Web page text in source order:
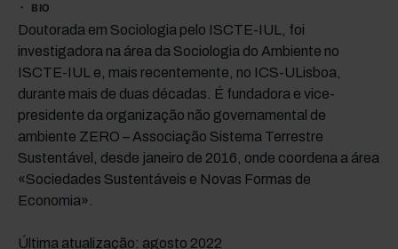
BIO
Doutorada em Sociologia pelo ISCTE-IUL, foi
investigadora na área da Sociologia do Ambiente no
ISCTE-IUL e, mais recentemente, no ICS-ULisboa,
durante mais de duas décadas. É fundadora e vice-
presidente da organização não governamental de
ambiente ZERO – Associação Sistema Terrestre
Sustentável, desde janeiro de 2016, onde coordena a área
«Sociedades Sustentáveis e Novas Formas de
Economia».
Última atualização: agosto 2022